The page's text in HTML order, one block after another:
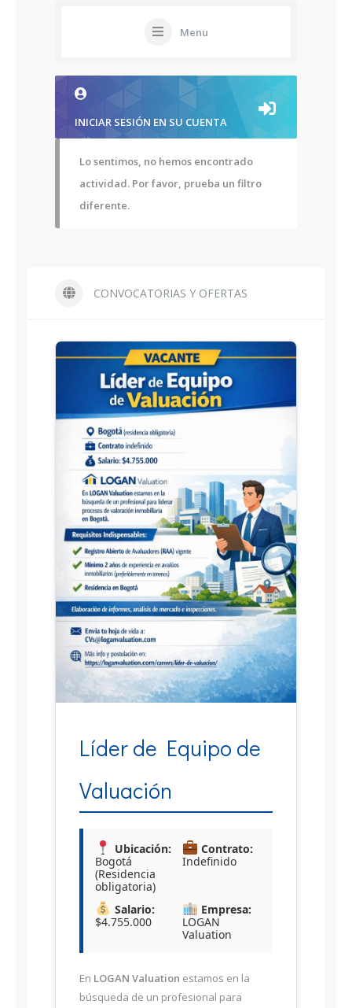
Menu
INICIAR SESIÓN EN SU CUENTA
Lo sentimos, no hemos encontrado
actividad. Por favor, prueba un filtro
diferente.
CONVOCATORIAS Y OFERTAS
Líder de Equipo de
Valuación
Ubicación:
Bogotá
(Residencia
obligatoria)
Contrato:
Indefinido
Salario:
$4.755.000
Empresa:
LOGAN
Valuation
En LOGAN Valuation estamos en la
búsqueda de un profesional para